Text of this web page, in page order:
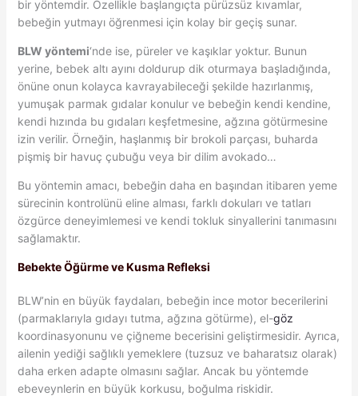
bir yöntemdir. Özellikle başlangıçta pürüzsüz kıvamlar,
bebeğin yutmayı öğrenmesi için kolay bir geçiş sunar.
BLW yöntemi‘nde ise, püreler ve kaşıklar yoktur. Bunun
yerine, bebek altı ayını doldurup dik oturmaya başladığında,
önüne onun kolayca kavrayabileceği şekilde hazırlanmış,
yumuşak parmak gıdalar konulur ve bebeğin kendi kendine,
kendi hızında bu gıdaları keşfetmesine, ağzına götürmesine
izin verilir. Örneğin, haşlanmış bir brokoli parçası, buharda
pişmiş bir havuç çubuğu veya bir dilim avokado…
Bu yöntemin amacı, bebeğin daha en başından itibaren yeme
sürecinin kontrolünü eline alması, farklı dokuları ve tatları
özgürce deneyimlemesi ve kendi tokluk sinyallerini tanımasını
sağlamaktır.
Bebekte Öğürme ve Kusma Refleksi
BLW’nin en büyük faydaları, bebeğin ince motor becerilerini
(parmaklarıyla gıdayı tutma, ağzına götürme), el-göz
koordinasyonunu ve çiğneme becerisini geliştirmesidir. Ayrıca,
ailenin yediği sağlıklı yemeklere (tuzsuz ve baharatsız olarak)
daha erken adapte olmasını sağlar. Ancak bu yöntemde
ebeveynlerin en büyük korkusu, boğulma riskidir.